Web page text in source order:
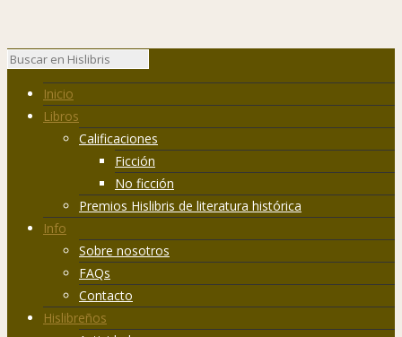
Inicio
Libros
Calificaciones
Ficción
No ficción
Premios Hislibris de literatura histórica
Info
Sobre nosotros
FAQs
Contacto
Hislibreños